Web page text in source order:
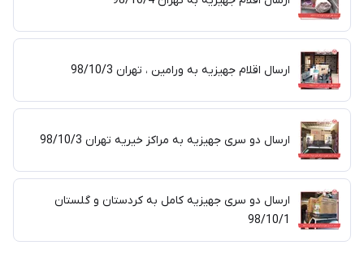
ارسال اقلام جهیزیه به ورامین ، تهران 98/10/3
ارسال دو سری جهیزیه به مراکز خیریه تهران 98/10/3
ارسال دو سری جهیزیه کامل به کردستان و گلستان
98/10/1